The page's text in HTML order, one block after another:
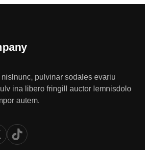
pulvinar sodales evariu
ina libero fringill auctor lemnisdolo
autem.
TikTok